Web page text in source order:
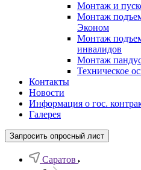
Монтаж и
Монтаж
Эконом
Монтаж
инвалидов
Монтаж
Техническое
Контакты
Новости
Информация о гос.
Галерея
Запросить опросный лист
Саратов